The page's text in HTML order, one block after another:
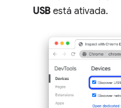
USB está ativada.